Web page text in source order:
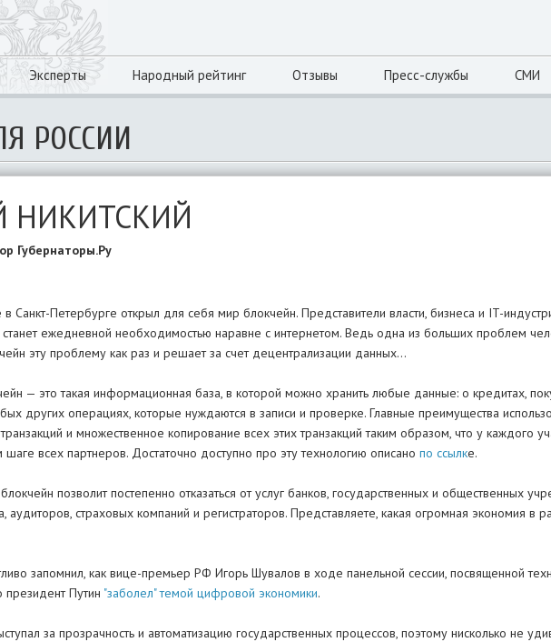
Эксперты Народный рейтинг Отзывы Пресс-службы СМИ
РОССИИ
НИКИТСКИЙ
Губернаторы.Ру
Санкт-Петербурге открыл для себя мир блокчейн. Представители власти, бизнеса и IT-
станет ежедневной необходимостью наравне с интернетом. Ведь одна из больших проблем
эту проблему как раз и решает за счет децентрализации данных...
— это такая информационная база, в которой можно хранить любые данные: о кредитах,
других операциях, которые нуждаются в записи и проверке. Главные преимущества
и множественное копирование всех этих транзакций таким образом, что у каждого
всех партнеров. Достаточно доступно про эту технологию описано по ссылке.
позволит постепенно отказаться от услуг банков, государственных и общественных
аудиторов, страховых компаний и регистраторов. Представляете, какая огромная экономия в
запомнил, как вице-премьер РФ Игорь Шувалов в ходе панельной сессии, посвященной
президент Путин "заболел" темой цифровой экономики.
за прозрачность и автоматизацию государственных процессов, поэтому нисколько не